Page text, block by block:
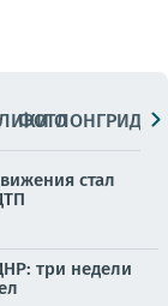
ФОТОЛОНГРИДЫ
стал
три недели